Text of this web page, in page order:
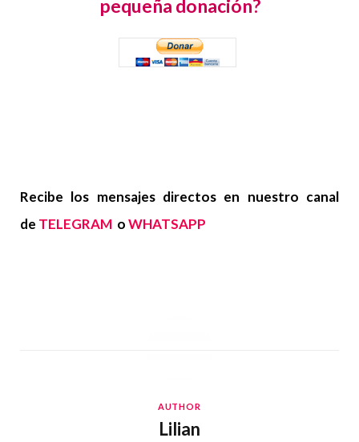
pequeña donación?
Recibe los mensajes directos en nuestro canal
de TELEGRAM oWHATSAPP
AUTHOR
Lilian